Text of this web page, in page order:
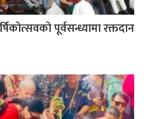
पूर्वसन्ध्यामा रक्तदान